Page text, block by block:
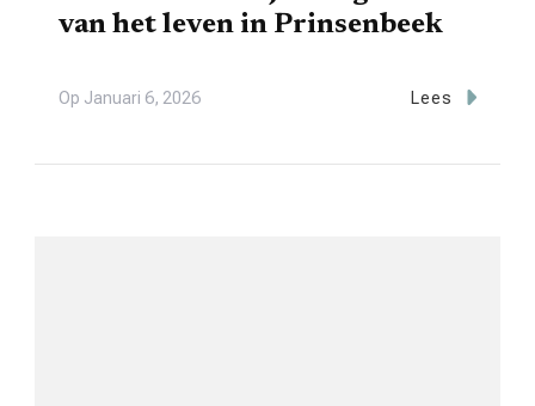
van het leven in Prinsenbeek
Op Januari 6, 2026 Lees